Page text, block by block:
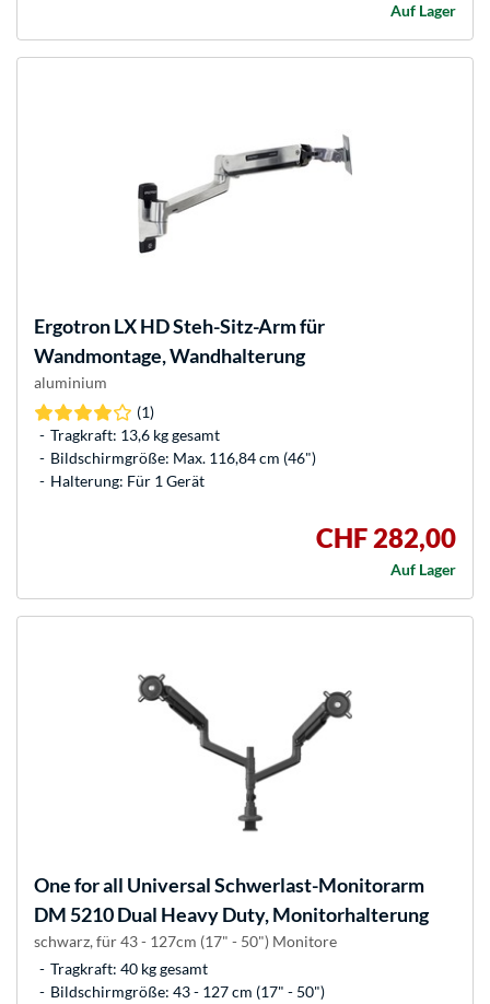
Auf Lager
ErgotronLX HD Steh-Sitz-Arm für
Wandmontage, Wandhalterung
aluminium
(1)
Tragkraft: 13,6 kg gesamt
Bildschirmgröße: Max. 116,84 cm (46")
Halterung: Für 1 Gerät
CHF 282,00
Auf Lager
One for all Universal Schwerlast-Monitorarm
DM 5210 Dual Heavy Duty, Monitorhalterung
schwarz, für 43 - 127cm (17" - 50") Monitore
Tragkraft: 40 kg gesamt
Bildschirmgröße: 43 - 127 cm (17" - 50")